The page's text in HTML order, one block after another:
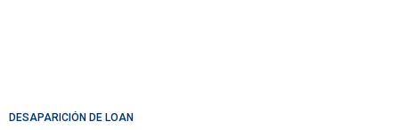
DESAPARICIÓN DE LOAN